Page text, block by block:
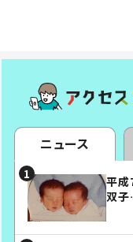
ニュース
平成
双